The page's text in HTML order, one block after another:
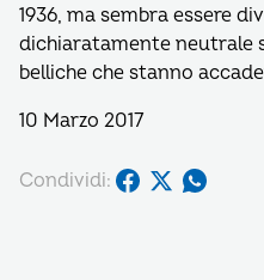
1936, ma sembra essere
dichiaratamente neutrale
belliche che stanno
10 Marzo 2017
Condividi: